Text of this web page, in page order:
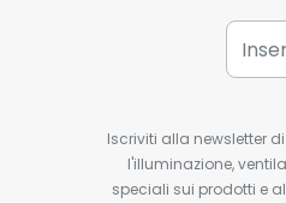
Iscriviti alla newsletter
l'illuminazione,
speciali sui prodotti e